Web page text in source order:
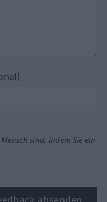
sind, indem Sie ein